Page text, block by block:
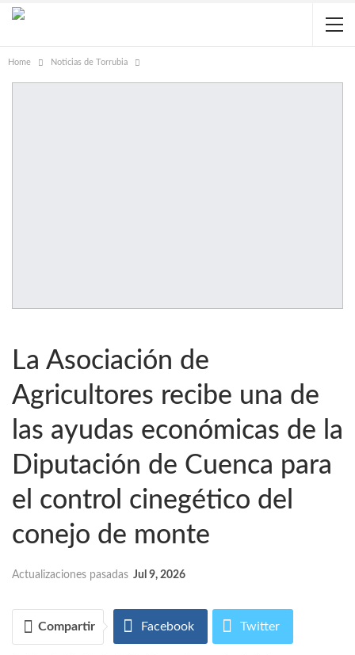
Home Noticias de Torrubia
La Asociación de
Agricultores recibe una de
las ayudas económicas de la
Diputación de Cuenca para
el control cinegético del
conejo de monte
Actualizaciones pasadas Jul 9, 2026
Compartir Facebook Twitter